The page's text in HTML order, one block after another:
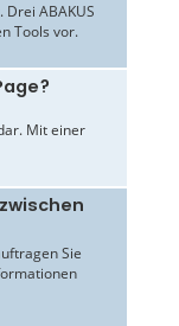
ABAKUS
Tools vor.
Mit einer
Sie